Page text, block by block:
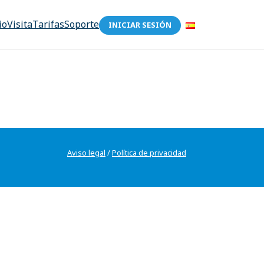
VisitaTarifasSoporte INICIAR SESIÓN
Aviso legal /Política de privacidad